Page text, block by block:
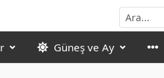
Güneş ve Ay